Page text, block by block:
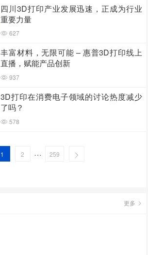
四川3D打印产业发展迅速，正成为行业
重要力量
627
丰富材料，无限可能 – 惠普3D打印线上
直播，赋能产品创新
937
3D打印在消费电子领域的讨论热度减少
了吗？
578
1 2 … 259
更多